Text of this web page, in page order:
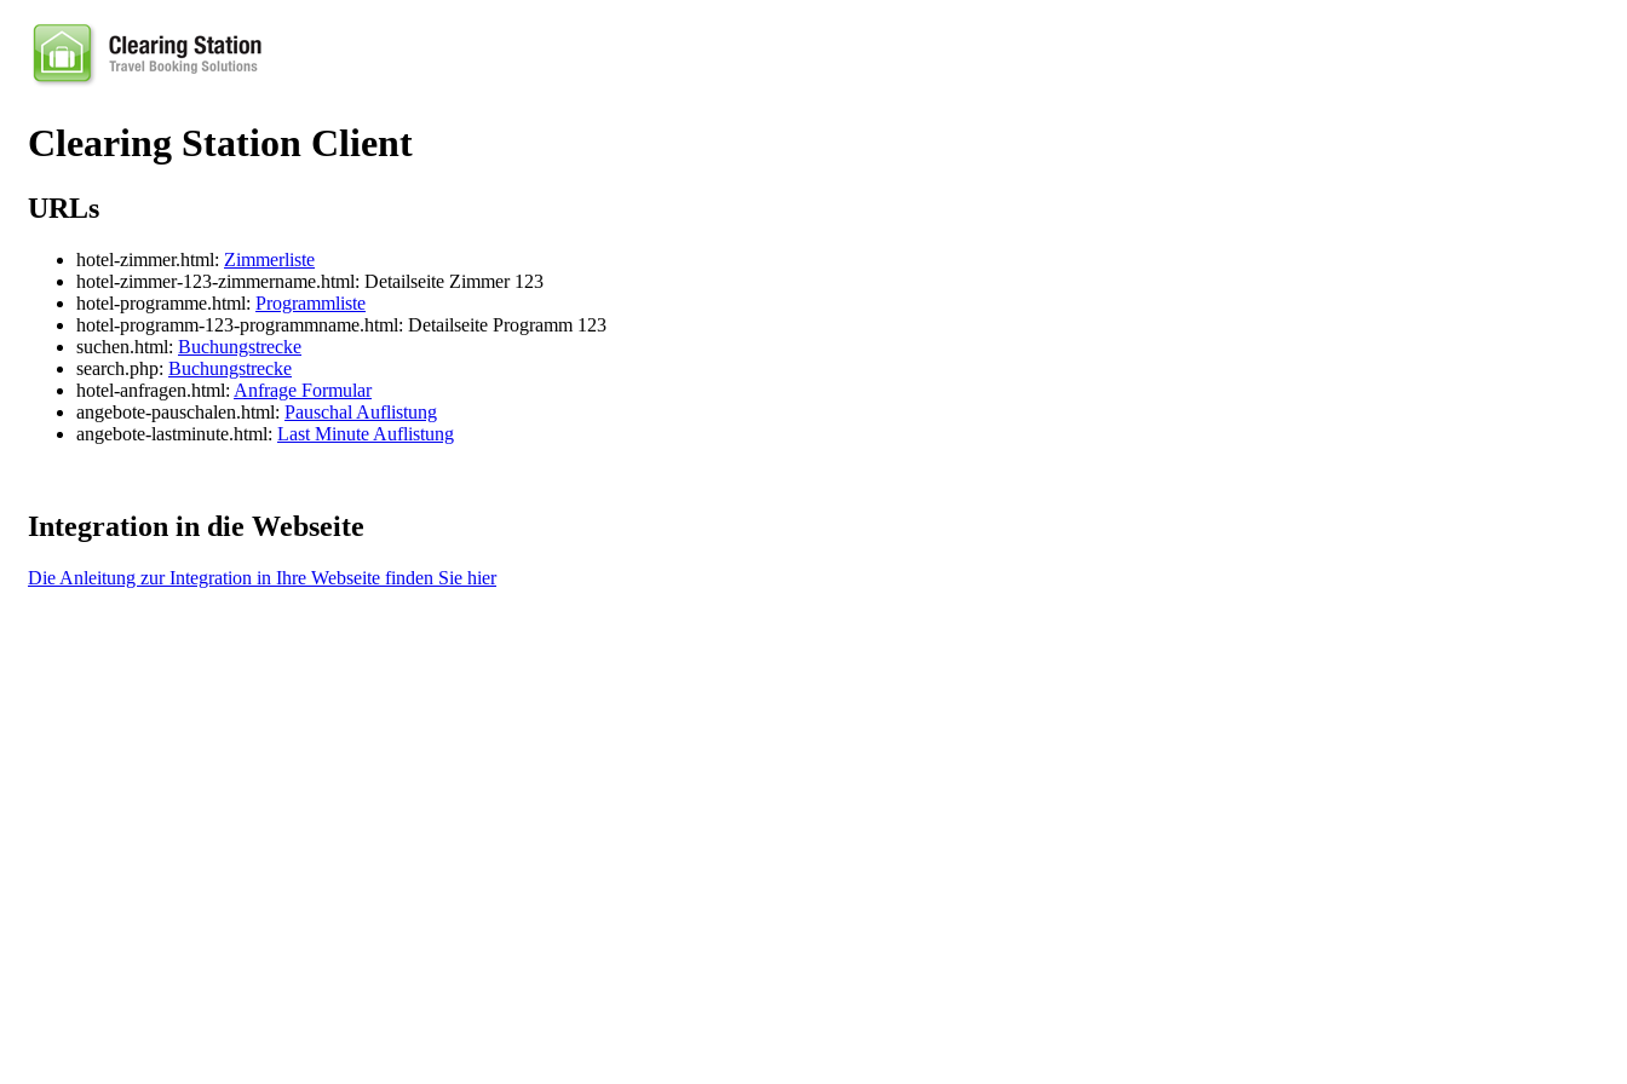
Clearing Station Client
URLs
hotel-zimmer.html: Zimmerliste
hotel-zimmer-123-zimmername.html: Detailseite Zimmer 123
hotel-programme.html: Programmliste
hotel-programm-123-programmname.html: Detailseite Programm 123
suchen.html: Buchungstrecke
search.php: Buchungstrecke
hotel-anfragen.html: Anfrage Formular
angebote-pauschalen.html: Pauschal Auflistung
angebote-lastminute.html: Last Minute Auflistung
Integration in die Webseite
Die Anleitung zur Integration in Ihre Webseite finden Sie hier